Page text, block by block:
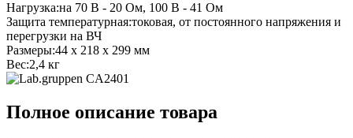
Нагрузка:на 70 В - 20 Ом, 100 В - 41 Ом
Защита температурная:токовая, от постоянного напряжения и
перегрузки на ВЧ
Размеры:44 x 218 x 299 мм
Вес:2,4 кг
Полное описание товара